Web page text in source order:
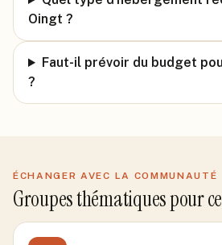
Oingt ?
Faut-il prévoir du budget
?
ÉCHANGER AVEC LA COMMUNAUTÉ
Groupes thématiques pour